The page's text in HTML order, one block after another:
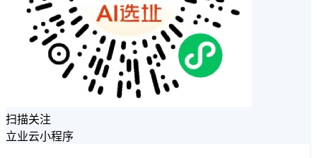
扫描关注
立业云小程序